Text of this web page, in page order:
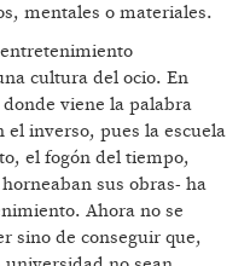
mentales o materiales.
cultura del ocio. En
donde viene la palabra
el inverso, pues la escuela
el fogón del tiempo,
sus obras- ha
Ahora no se
sino de conseguir que,